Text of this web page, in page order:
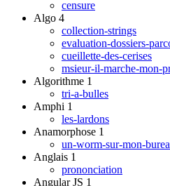
censure
Algo 4
collection-strings
evaluation-dossiers-
cueillette-des-cerises
msieur-il-marche-mon-
Algorithme 1
tri-a-bulles
Amphi 1
les-lardons
Anamorphose 1
un-worm-sur-mon-
Anglais 1
prononciation
Angular JS 1